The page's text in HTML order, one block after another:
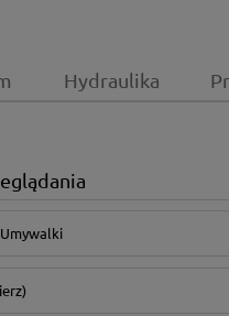
Hydraulika